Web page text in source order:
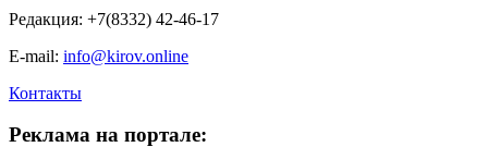
Редакция: +7(8332) 42-46-17
E-mail: info@kirov.online
Контакты
Реклама на портале: